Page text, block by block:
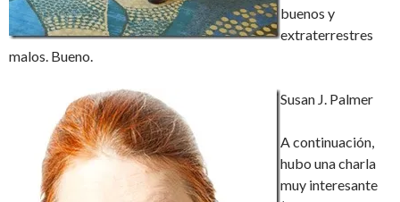
buenos y
extraterrestres
malos. Bueno.
Susan J. Palmer
A continuación,
hubo una charla
muy interesante